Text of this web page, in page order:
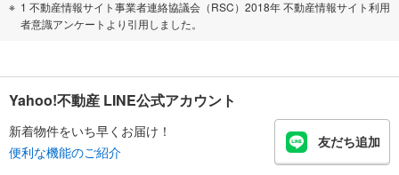
1 不動産情報サイト事業者連絡協議会（RSC）2018年 不動産情報サイト利用
者意識アンケートより引用しました。
Yahoo!不動産 LINE公式アカウント
新着物件をいち早くお届け！
便利な機能のご紹介
友だち追加